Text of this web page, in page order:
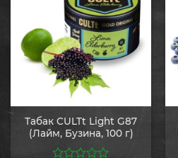
Табак CULTt Light G87
(Лайм, Бузина, 100 г)